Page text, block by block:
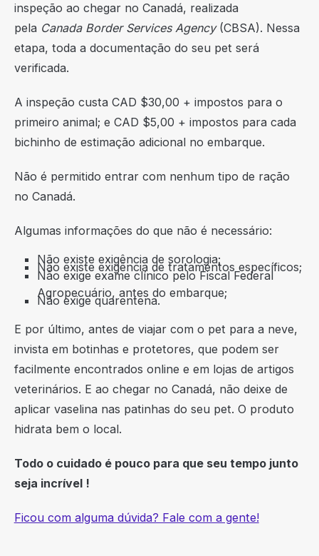
inspeção ao chegar no Canadá, realizada
pela Canada Border Services Agency(CBSA). Nessa
etapa, toda a documentação do seu pet será
verificada.
A inspeção custa CAD $30,00 + impostos para o
primeiro animal; e CAD $5,00 + impostos para cada
bichinho de estimação adicional no embarque.
Não é permitido entrar com nenhum tipo de ração
no Canadá.
Algumas informações do que não é necessário:
Não existe exigência de sorologia;
Não existe exigência de tratamentos específicos;
Não exige exame clínico pelo Fiscal Federal
Agropecuário, antes do embarque;
Não exige quarentena.
E por último, antes de viajar com o pet para a neve,
invista em botinhas e protetores, que podem ser
facilmente encontrados online e em lojas de artigos
veterinários. E ao chegar no Canadá, não deixe de
aplicar vaselina nas patinhas do seu pet. O produto
hidrata bem o local.
Todo o cuidado é pouco para que seu tempo junto
seja incrível !
Ficou com alguma dúvida? Fale com a gente!